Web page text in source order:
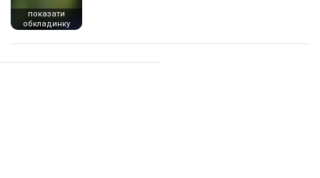
показати
обкладинку